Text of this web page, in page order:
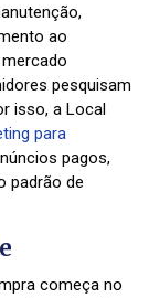
ao
pesquisam
isso, a Local
para
pagos,
padrão de
começa no